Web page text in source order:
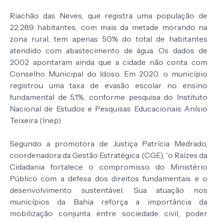
Riachão das Neves, que registra uma população de
22.289 habitantes, com mais da metade morando na
zona rural, tem apenas 50% do total de habitantes
atendido com abastecimento de água. Os dados de
2002 apontaram ainda que a cidade não conta com
Conselho Municipal do Idoso. Em 2020, o município
registrou uma taxa de evasão escolar no ensino
fundamental de 5,1%, conforme pesquisa do Instituto
Nacional de Estudos e Pesquisas Educacionais Anísio
Teixeira (Inep)
Segundo a promotora de Justiça Patrícia Medrado,
coordenadora da Gestão Estratégica (CGE), “o Raízes da
Cidadania fortalece o compromisso do Ministério
Público com a defesa dos direitos fundamentais e o
desenvolvimento sustentável. Sua atuação nos
municípios da Bahia reforça a importância da
mobilização conjunta entre sociedade civil, poder